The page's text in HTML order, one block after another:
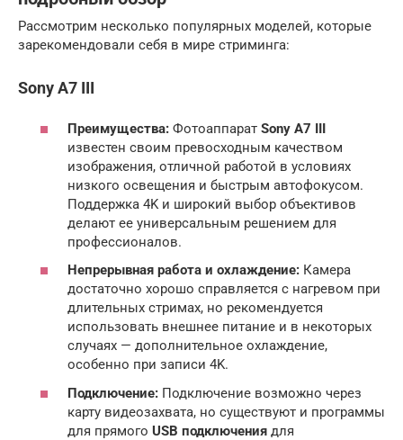
Рассмотрим несколько популярных моделей, которые
зарекомендовали себя в мире стриминга:
Sony A7 III
Преимущества: Фотоаппарат Sony A7 III
известен своим превосходным качеством
изображения, отличной работой в условиях
низкого освещения и быстрым автофокусом.
Поддержка 4K и широкий выбор объективов
делают ее универсальным решением для
профессионалов.
Непрерывная работа и охлаждение: Камера
достаточно хорошо справляется с нагревом при
длительных стримах, но рекомендуется
использовать внешнее питание и в некоторых
случаях — дополнительное охлаждение,
особенно при записи 4K.
Подключение: Подключение возможно через
карту видеозахвата, но существуют и программы
для прямого USB подключения для